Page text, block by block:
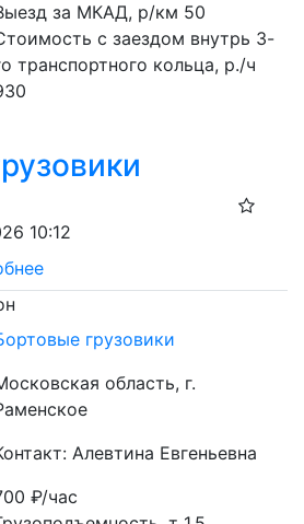
за МКАД, р/км 50
с заездом внутрь 3-
транспортного кольца, р./ч
10:12
грузовики
область, г.
Алевтина Евгеньевна
₽/час